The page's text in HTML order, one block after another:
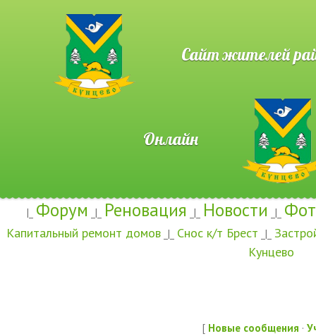
Сайт жителей
Онлайн
|_ Форум _|_ Реновация _|_ Новости _|_
Капитальный ремонт домов _|_ Снос к/т Брест _|_
Кунцево
[ Новые сообщения ·